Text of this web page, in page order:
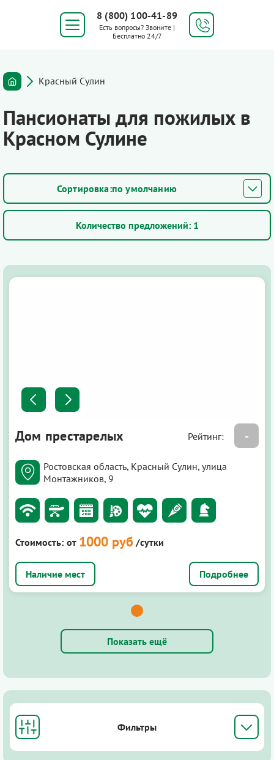
8 (800) 100-41-89
Есть вопросы? Звоните |
Бесплатно 24/7
Красный Сулин
Пансионаты для пожилых в
Красном Сулине
по умолчанию
Количество предложений: 1
Дом престарелых Рейтинг: -
Ростовская область, Красный Сулин, улица
Монтажников, 9
Стоимость: от 1000 руб /сутки
Подробнее
Показать ещё
Фильтры